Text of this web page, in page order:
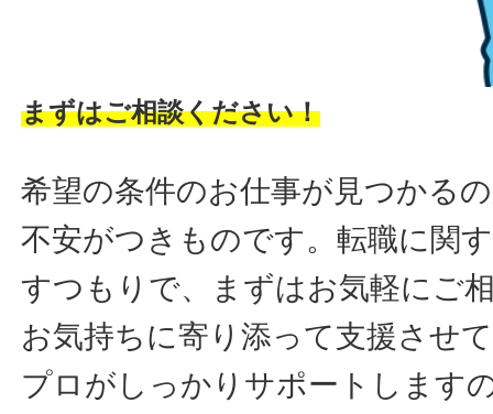
まずはご相談ください！
希望の条件のお仕事が見つかる
不安がつきものです。転職に関
すつもりで、まずはお気軽にご
お気持ちに寄り添って支援させ
プロがしっかりサポートします